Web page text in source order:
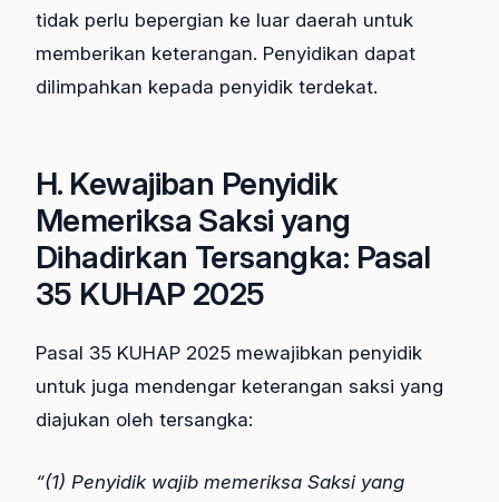
tidak perlu bepergian ke luar daerah untuk
memberikan keterangan. Penyidikan dapat
dilimpahkan kepada penyidik terdekat.
H. Kewajiban Penyidik
Memeriksa Saksi yang
Dihadirkan Tersangka: Pasal
35 KUHAP 2025
Pasal 35 KUHAP 2025 mewajibkan penyidik
untuk juga mendengar keterangan saksi yang
diajukan oleh tersangka:
“(1) Penyidik wajib memeriksa Saksi yang